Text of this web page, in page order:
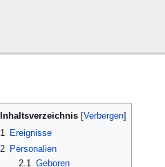
Inhaltsverzeichnis
1 Ereignisse
2 Personalien
2.1 Geboren